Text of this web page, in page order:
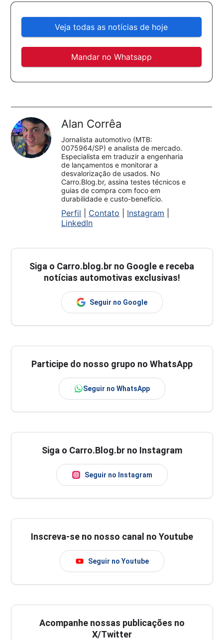
Veja todas as notícias de hoje
Mandar no Whatsapp
Alan Corrêa
Jornalista automotivo (MTB:
0075964/SP) e analista de mercado.
Especialista em traduzir a engenharia
de lançamentos e monitorar a
desvalorização de usados. No
Carro.Blog.br, assina testes técnicos e
guias de compra com foco em
durabilidade e custo-benefício.
Perfil Contato Instagram
LinkedIn
Siga o Carro.blog.br no Google e receba
notícias automotivas exclusivas!
Seguir no Google
Participe do nosso grupo no WhatsApp
Seguir no WhatsApp
Siga o Carro.Blog.br no Instagram
Seguir no Instagram
Inscreva-se no nosso canal no Youtube
Seguir no Youtube
Acompanhe nossas publicações no
X/Twitter